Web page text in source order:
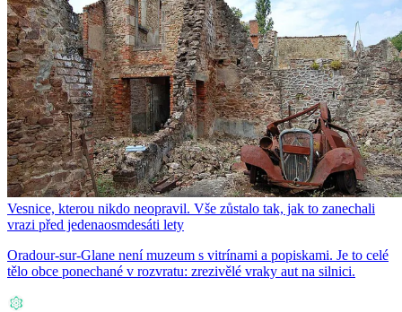
Vesnice, kterou nikdo neopravil. Vše zůstalo tak, jak to zanechali
vrazi před jedenaosmdesáti lety
Oradour-sur-Glane není muzeum s vitrínami a popiskami. Je to celé
tělo obce ponechané v rozvratu: zrezivělé vraky aut na silnici.